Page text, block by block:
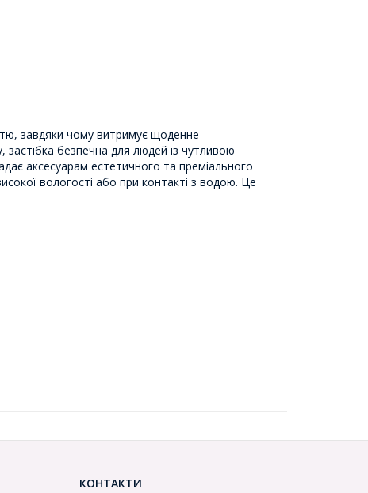
завдяки чому витримує щоденне
застібка безпечна для людей із чутливою
аксесуарам естетичного та преміального
вологості або при контакті з водою. Це
КОНТАКТИ